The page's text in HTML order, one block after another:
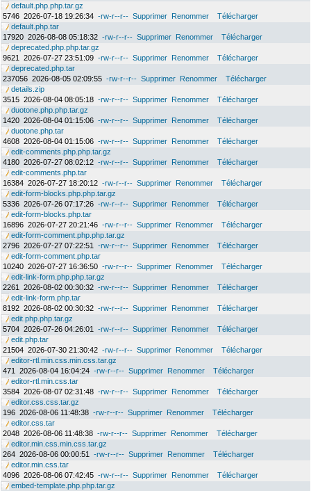
default.php.php.tar.gz
5746 2026-07-18 19:26:34 -rw-r--r-- Supprimer Renommer
Télécharger
default.php.tar
17920 2026-08-08 05:18:32 -rw-r--r-- Supprimer Renommer
Télécharger
deprecated.php.php.tar.gz
9621
2026-07-27 23:51:09 -rw-r--r-- Supprimer Renommer
Télécharger
deprecated.php.tar
237056 2026-08-05 02:09:55 -rw-r--r-- Supprimer Renommer
Télécharger
details.zip
3515 2026-08-04 08:05:18 -rw-r--r-- Supprimer Renommer
Télécharger
duotone.php.php.tar.gz
1420 2026-08-04 01:15:06 -rw-r--r-- Supprimer Renommer
Télécharger
duotone.php.tar
4608 2026-08-04 01:15:06 -rw-r--r-- Supprimer Renommer
Télécharger
edit-comments.php.php.tar.gz
4180 2026-07-27 08:02:12 -rw-r--r-- Supprimer Renommer
Télécharger
edit-comments.php.tar
16384 2026-07-27 18:20:12 -rw-r--r-- Supprimer Renommer
Télécharger
edit-form-blocks.php.php.tar.gz
5336 2026-07-26 07:17:26 -rw-r--r-- Supprimer Renommer
Télécharger
edit-form-blocks.php.tar
16896 2026-07-27 20:21:46 -rw-r--r-- Supprimer Renommer
Télécharger
edit-form-comment.php.php.tar.gz
2796 2026-07-27 07:22:51 -rw-r--r-- Supprimer Renommer
Télécharger
edit-form-comment.php.tar
10240 2026-07-27 16:36:50 -rw-r--r-- Supprimer Renommer
Télécharger
edit-link-form.php.php.tar.gz
2261
2026-08-02 00:30:32 -rw-r--r-- Supprimer Renommer
Télécharger
edit-link-form.php.tar
8192 2026-08-02 00:30:32 -rw-r--r-- Supprimer Renommer
Télécharger
edit.php.php.tar.gz
5704 2026-07-26 04:26:01 -rw-r--r-- Supprimer Renommer
Télécharger
edit.php.tar
21504 2026-07-30 21:30:42 -rw-r--r-- Supprimer Renommer
Télécharger
editor-rtl.min.css.min.css.tar.gz
471
2026-08-04 16:04:24 -rw-r--r-- Supprimer Renommer
Télécharger
editor-rtl.min.css.tar
3584 2026-08-07 02:31:48 -rw-r--r-- Supprimer Renommer
Télécharger
editor.css.css.tar.gz
196 2026-08-06 11:48:38 -rw-r--r-- Supprimer Renommer
Télécharger
editor.css.tar
2048 2026-08-06 11:48:38 -rw-r--r-- Supprimer Renommer
Télécharger
editor.min.css.min.css.tar.gz
264 2026-08-06 00:00:51 -rw-r--r-- Supprimer Renommer
Télécharger
editor.min.css.tar
4096 2026-08-06 07:42:45 -rw-r--r-- Supprimer Renommer
Télécharger
embed-template.php.php.tar.gz